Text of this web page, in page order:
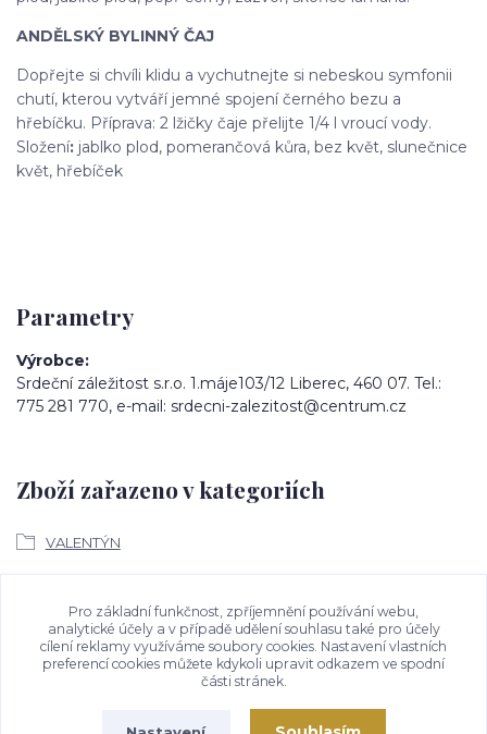
ANDĚLSKÝ BYLINNÝ ČAJ
Dopřejte si chvíli klidu a vychutnejte si nebeskou symfonii
chutí, kterou vytváří jemné spojení černého bezu a
hřebíčku. Příprava: 2 lžičky čaje přelijte 1/4 l vroucí vody.
Složení: jablko plod, pomerančová kůra, bez květ, slunečnice
květ, hřebíček
Parametry
Výrobce
Srdeční záležitost s.r.o. 1.máje103/12 Liberec, 460 07. Tel.:
775 281 770, e-mail: srdecni-zalezitost@centrum.cz
Zboží zařazeno v kategoriích
VALENTÝN
Ke stažení
Bezpečností upozornění
Pro základní funkčnost, zpříjemnění používání webu,
analytické účely a v případě udělení souhlasu také pro účely
cílení reklamy využíváme soubory cookies. Nastavení vlastních
preferencí cookies můžete kdykoli upravit odkazem ve spodní
části stránek.